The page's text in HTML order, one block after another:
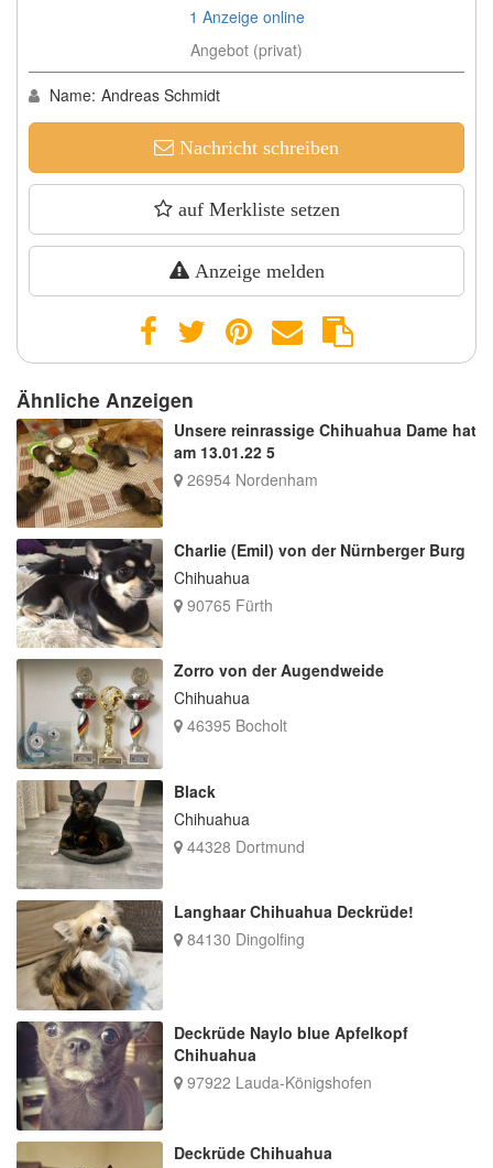
1 Anzeige online
Angebot (privat)
Name: Andreas Schmidt
Nachricht schreiben
auf Merkliste setzen
Anzeige melden
Ähnliche Anzeigen
Unsere reinrassige Chihuahua Dame hat
am 13.01.22 5
26954 Nordenham
Charlie (Emil) von der Nürnberger Burg
Chihuahua
90765 Fürth
Zorro von der Augendweide
Chihuahua
46395 Bocholt
Black
Chihuahua
44328 Dortmund
Langhaar Chihuahua Deckrüde!
84130 Dingolfing
Deckrüde Naylo blue Apfelkopf
Chihuahua
97922 Lauda-Königshofen
Deckrüde Chihuahua